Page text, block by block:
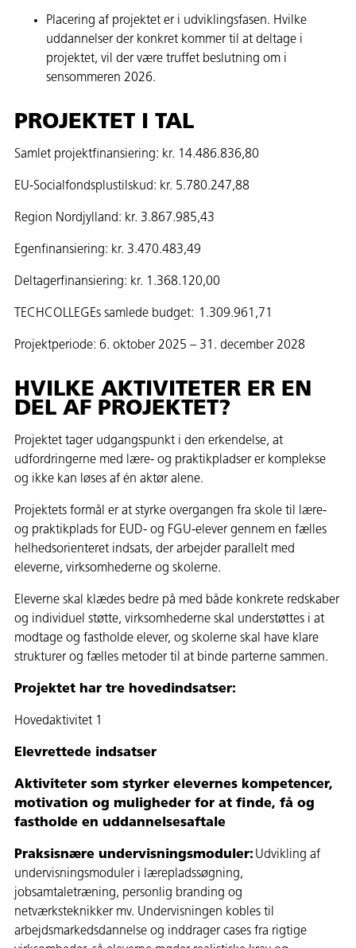
Placering af projektet er i udviklingsfasen. Hvilke
uddannelser der konkret kommer til at deltage i
projektet, vil der være truffet beslutning om i
sensommeren 2026.
PROJEKTET I TAL
Samlet projektfinansiering: kr. 14.486.836,80
EU-Socialfondsplustilskud: kr. 5.780.247,88
Region Nordjylland: kr. 3.867.985,43
Egenfinansiering: kr. 3.470.483,49
Deltagerfinansiering: kr. 1.368.120,00
TECHCOLLEGEs samlede budget: 1.309.961,71
Projektperiode: 6. oktober 2025 – 31. december 2028
HVILKE AKTIVITETER ER EN
DEL AF PROJEKTET?
Projektet tager udgangspunkt i den erkendelse, at
udfordringerne med lære- og praktikpladser er komplekse
og ikke kan løses af én aktør alene.
Projektets formål er at styrke overgangen fra skole til lære-
og praktikplads for EUD- og FGU-elever gennem en fælles
helhedsorienteret indsats, der arbejder parallelt med
eleverne, virksomhederne og skolerne.
Eleverne skal klædes bedre på med både konkrete redskaber
og individuel støtte, virksomhederne skal understøttes i at
modtage og fastholde elever, og skolerne skal have klare
strukturer og fælles metoder til at binde parterne sammen.
Projektet har tre hovedindsatser:
Hovedaktivitet 1
Elevrettede indsatser
Aktiviteter som styrker elevernes kompetencer,
motivation og muligheder for at finde, få og
fastholde en uddannelsesaftale
Praksisnære undervisningsmoduler: Udvikling af
undervisningsmoduler i lærepladssøgning,
jobsamtaletræning, personlig branding og
netværksteknikker mv. Undervisningen kobles til
arbejdsmarkedsdannelse og inddrager cases fra rigtige